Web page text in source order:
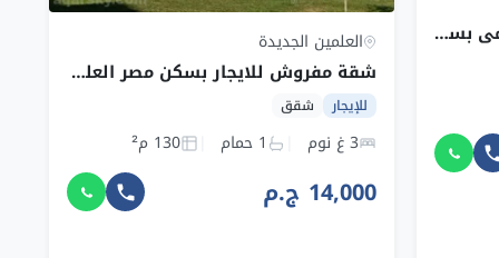
شاليه بقرية أمواج للإيجار اليومي بسعر خيالي العلمين الجديدة
شقة مفروش للايجار بسكن مصر العلمين الجديدة
للإيجار شقق
3 غ نوم 1 حمام 130 م²
14,000 ج.م